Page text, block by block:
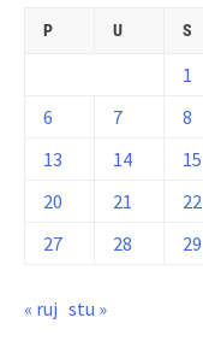
P U S
1
6
7 8
13
14 15
20
21 22
27
28 29
« ruj stu »